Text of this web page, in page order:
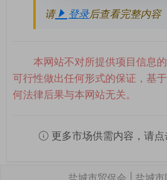
请 登录后查看完整内容
本网站不对所提供项目信息
可行性做出任何形式的保证，基
何法律后果与本网站无关。
更多市场供需内容，请点
盐城市贸促会 | 盐城市